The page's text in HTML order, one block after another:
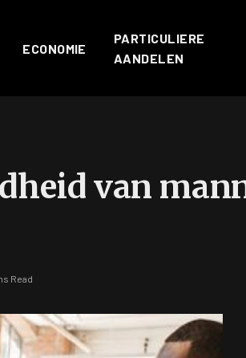
ECONOMIE
PARTICULIERE
AANDELEN
van
Read